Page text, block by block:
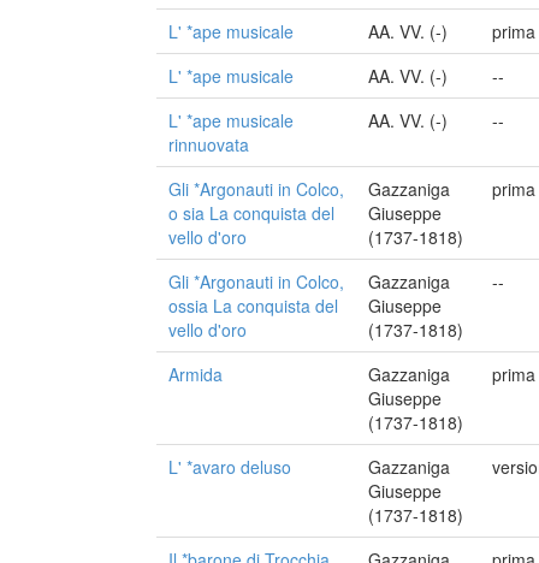
L' *ape musicale AA. VV. (-)
L' *ape musicale
AA. VV. (-)
--
L' *ape musicale
rinnuovata
AA. VV. (-) --
Gli *Argonauti in Colco,
o sia La conquista del
vello d'oro
Gazzaniga
Giuseppe
(1737-1818)
Gli *Argonauti in Colco,
ossia La conquista del
vello d'oro
Gazzaniga
Giuseppe
(1737-1818)
--
Armida
Gazzaniga
Giuseppe
(1737-1818)
L' *avaro deluso
Gazzaniga
Giuseppe
(1737-1818)